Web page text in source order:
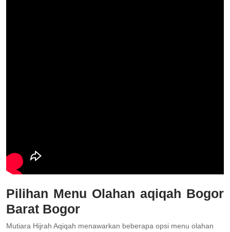
Pilihan Menu Olahan aqiqah Bogor
Barat Bogor
Mutiara Hijrah Aqiqah menawarkan beberapa opsi menu olahan